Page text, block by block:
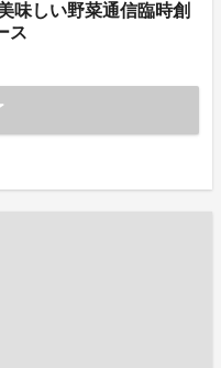
味しい野菜通信臨時創
ス